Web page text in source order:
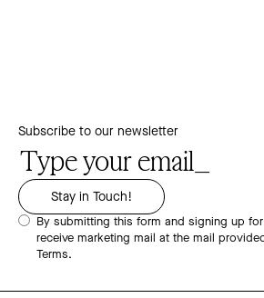
Subscribe to our newsletter
By submitting this form and signing up
receive marketing mail at the mail
Terms.